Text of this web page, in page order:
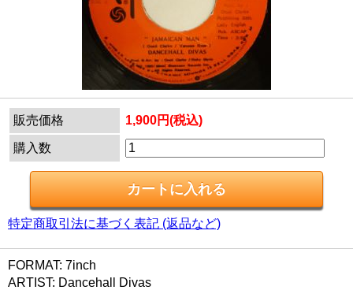
販売価格 1,900円(税込)
購入数
特定商取引法に基づく表記 (返品など)
FORMAT: 7inch
ARTIST: Dancehall Divas